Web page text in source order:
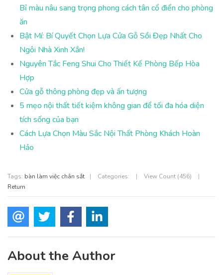
Bỉ màu nâu sang trọng phong cách tân cổ điển cho phòng
ăn
Bật Mí: Bí Quyết Chọn Lựa Cửa Gỗ Sồi Đẹp Nhất Cho
Ngôi Nhà Xinh Xắn!
Nguyên Tắc Feng Shui Cho Thiết Kế Phòng Bếp Hòa
Hợp
Cửa gỗ thông phòng đẹp và ấn tượng
5 mẹo nội thất tiết kiệm không gian để tối đa hóa diện
tích sống của bạn
Cách Lựa Chọn Màu Sắc Nội Thất Phòng Khách Hoàn
Hảo
Tags: bàn làm việc chân sắt | Categories: | View Count (456)
|
Return
About the Author